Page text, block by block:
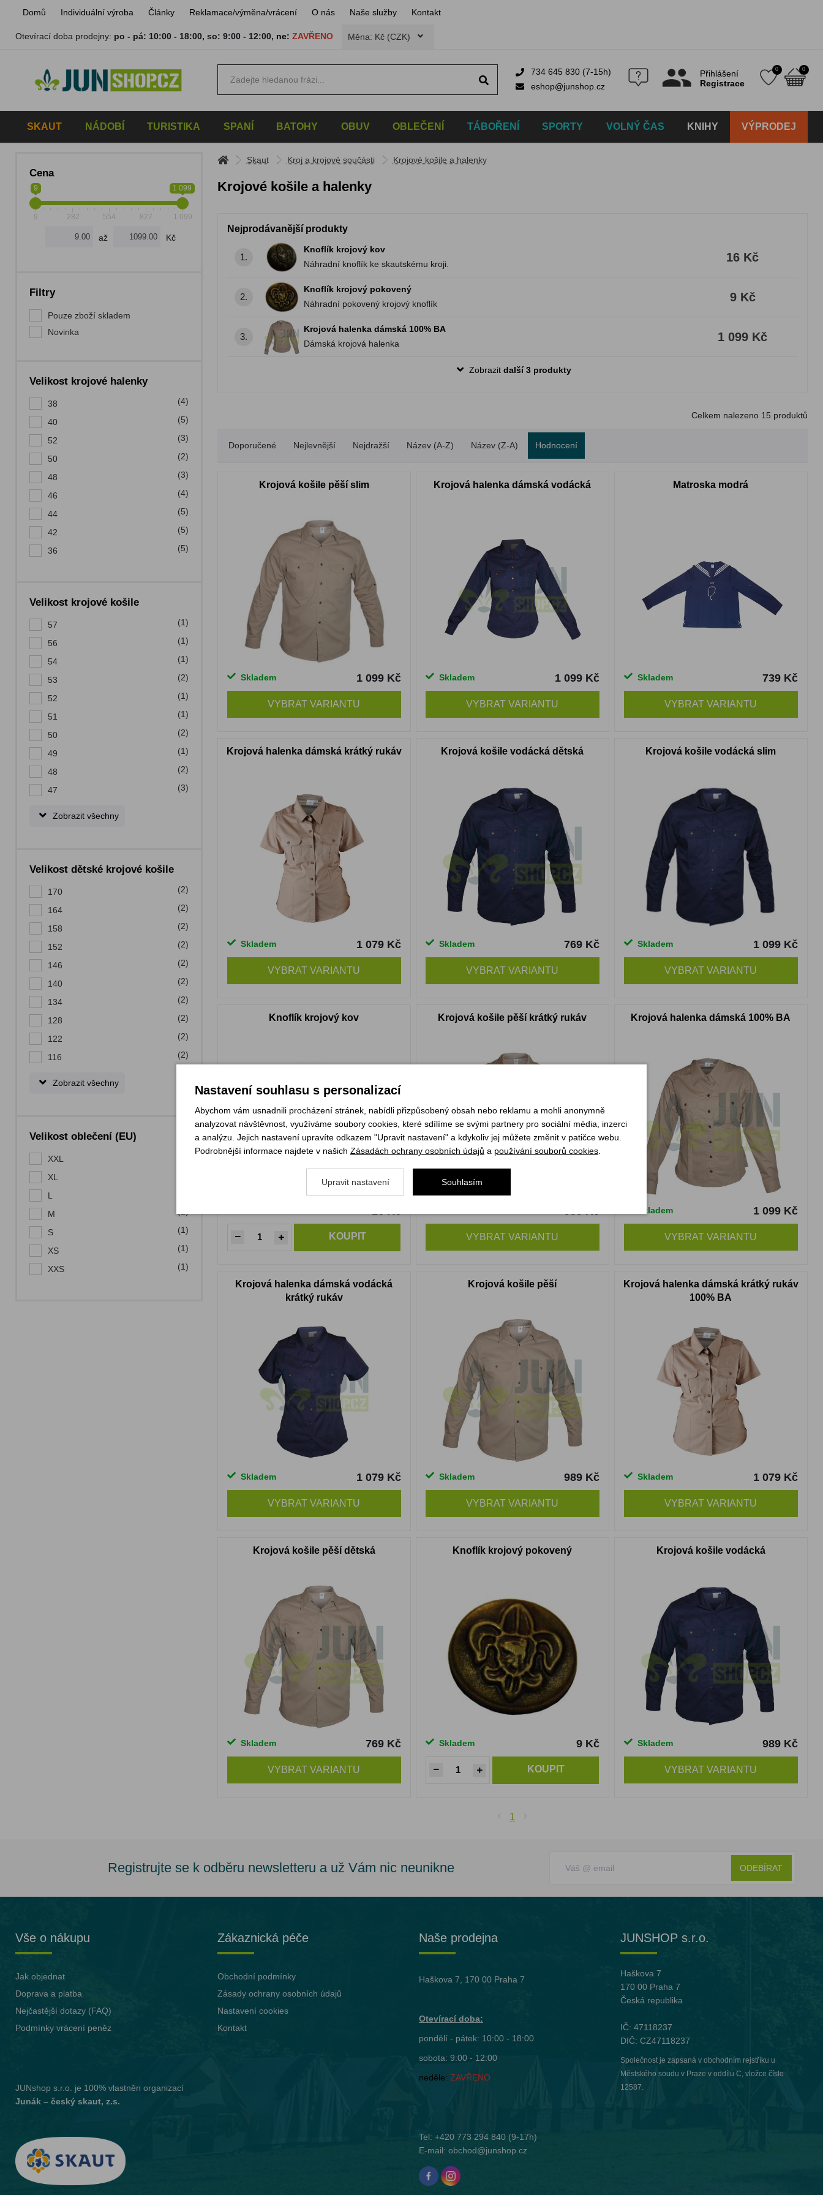
Domů Individuální výroba Články Reklamace/výměna/vrácení O nás Naše služby Kontakt
Otevírací doba prodejny: po - pá: 10:00 - 18:00,so: 9:00 - 12:00, ne: ZAVŘENO Měna: Kč (CZK)
734 645 830 (7-15h)
eshop@junshop.cz
Přihlášení
Registrace
0 0
SKAUT NÁDOBÍ TURISTIKA SPANÍ BATOHY OBUV OBLEČENÍ TÁBOŘENÍ SPORTY VOLNÝ ČAS KNIHY VÝPRODEJ
Cena
9 1 099
9 282 554 827 1 099
až Kč
Filtry
Pouze zboží skladem
Novinka
Velikost krojové halenky
38 (4)
40 (5)
52 (3)
50 (2)
48 (3)
46 (4)
44 (5)
42 (5)
36 (5)
Velikost krojové košile
57 (1)
56 (1)
54 (1)
53 (2)
52 (1)
51 (1)
50 (2)
49 (1)
48 (2)
47 (3)
Zobrazit všechny
Velikost dětské krojové košile
170 (2)
164 (2)
158 (2)
152 (2)
146 (2)
140 (2)
134 (2)
128 (2)
122 (2)
116 (2)
Zobrazit všechny
Velikost oblečení (EU)
XXL
XL
L
M
S (1)
XS (1)
XXS (1)
Skaut Kroj a krojové součásti Krojové košile a halenky
Krojové košile a halenky
Nejprodávanější produkty
1.
Knoflík krojový kov
Náhradní knoflík ke skautskému kroji.
16 Kč
2.
Knoflík krojový pokovený
Náhradní pokovený krojový knoflík
9 Kč
3.
Krojová halenka dámská 100% BA
Dámská krojová halenka
1 099 Kč
Zobrazitdalší 3 produkty
Celkem nalezeno 15 produktů
Doporučené Nejlevnější Nejdražší Název (A-Z) Název (Z-A) Hodnocení
Krojová košile pěší slim
Skladem 1 099 Kč
VYBRAT VARIANTU
Krojová halenka dámská vodácká
Skladem 1 099 Kč
VYBRAT VARIANTU
Matroska modrá
Skladem 739 Kč
VYBRAT VARIANTU
Krojová halenka dámská krátký rukáv
Skladem 1 079 Kč
VYBRAT VARIANTU
Krojová košile vodácká dětská
Skladem 769 Kč
VYBRAT VARIANTU
Krojová košile vodácká slim
Skladem 1 099 Kč
VYBRAT VARIANTU
Knoflík krojový kov
16 Kč
KOUPIT
Krojová košile pěší krátký rukáv
959 Kč
VYBRAT VARIANTU
Krojová halenka dámská 100% BA
Skladem 1 099 Kč
VYBRAT VARIANTU
Krojová halenka dámská vodácká
krátký rukáv
Skladem 1 079 Kč
VYBRAT VARIANTU
Krojová košile pěší
Skladem 989 Kč
VYBRAT VARIANTU
Krojová halenka dámská krátký rukáv
100% BA
Skladem 1 079 Kč
VYBRAT VARIANTU
Krojová košile pěší dětská
Skladem 769 Kč
VYBRAT VARIANTU
Knoflík krojový pokovený
Skladem 9 Kč
KOUPIT
Krojová košile vodácká
Skladem 989 Kč
VYBRAT VARIANTU
1
Registrujte se k odběru newsletteru a už Vám nic neunikne ODEBÍRAT
Vše o nákupu
Jak objednat
Doprava a platba
Nejčastější dotazy (FAQ)
Podmínky vrácení peněz
JUNshop s.r.o.
je 100% vlastněn organizací
Junák – český skaut, z.s.
Zákaznická péče
Obchodní podmínky
Zásady ochrany osobních údajů
Nastavení cookies
Kontakt
Naše prodejna
Haškova 7, 170 00 Praha 7
Otevírací doba:
pondělí - pátek: 10:00 - 18:00
sobota: 9:00 - 12:00
neděle: ZAVŘENO
Tel: +420 773 294 840(9-17h)
E-mail: obchod@junshop.cz
JUNSHOP s.r.o.
Haškova 7
170 00 Praha 7
Česká republika
IČ: 47118237
DIČ: CZ47118237
Společnost je zapsaná v obchodním rejstříku u
Městského soudu v Praze v oddílu C, vložce číslo
12587.
Nastavení souhlasu s personalizací
Abychom vám usnadnili procházení stránek, nabídli přizpůsobený obsah nebo reklamu a mohli anonymně
analyzovat návštěvnost, využíváme soubory cookies, které sdílíme se svými partnery pro sociální média, inzerci
a analýzu. Jejich nastavení upravíte odkazem "Upravit nastavení" a kdykoliv jej můžete změnit v patičce webu.
Podrobnější informace najdete v našich Zásadách ochrany osobních údajů a používání souborů cookies
Upravit nastavení Souhlasím